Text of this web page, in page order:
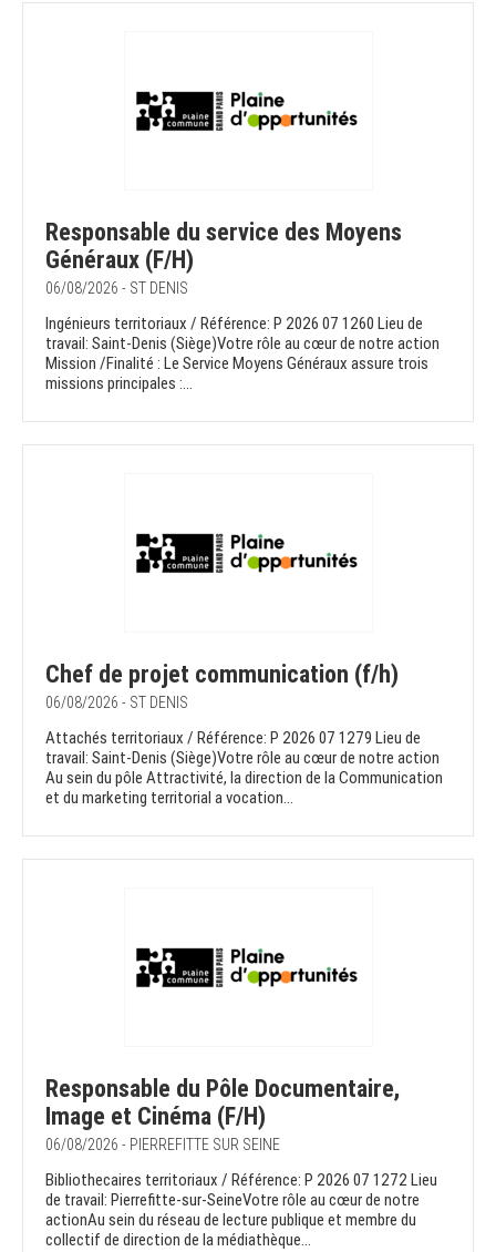
Responsable du service des Moyens
Généraux (F/H)
06/08/2026 - ST DENIS
Ingénieurs territoriaux / Référence: P 2026 07 1260 Lieu de
travail: Saint-Denis (Siège)Votre rôle au cœur de notre action
Mission /Finalité : Le Service Moyens Généraux assure trois
missions principales :...
Chef de projet communication (f/h)
06/08/2026 - ST DENIS
Attachés territoriaux / Référence: P 2026 07 1279 Lieu de
travail: Saint-Denis (Siège)Votre rôle au cœur de notre action
Au sein du pôle Attractivité, la direction de la Communication
et du marketing territorial a vocation...
Responsable du Pôle Documentaire,
Image et Cinéma (F/H)
06/08/2026 - PIERREFITTE SUR SEINE
Bibliothecaires territoriaux / Référence: P 2026 07 1272 Lieu
de travail: Pierrefitte-sur-SeineVotre rôle au cœur de notre
actionAu sein du réseau de lecture publique et membre du
collectif de direction de la médiathèque...